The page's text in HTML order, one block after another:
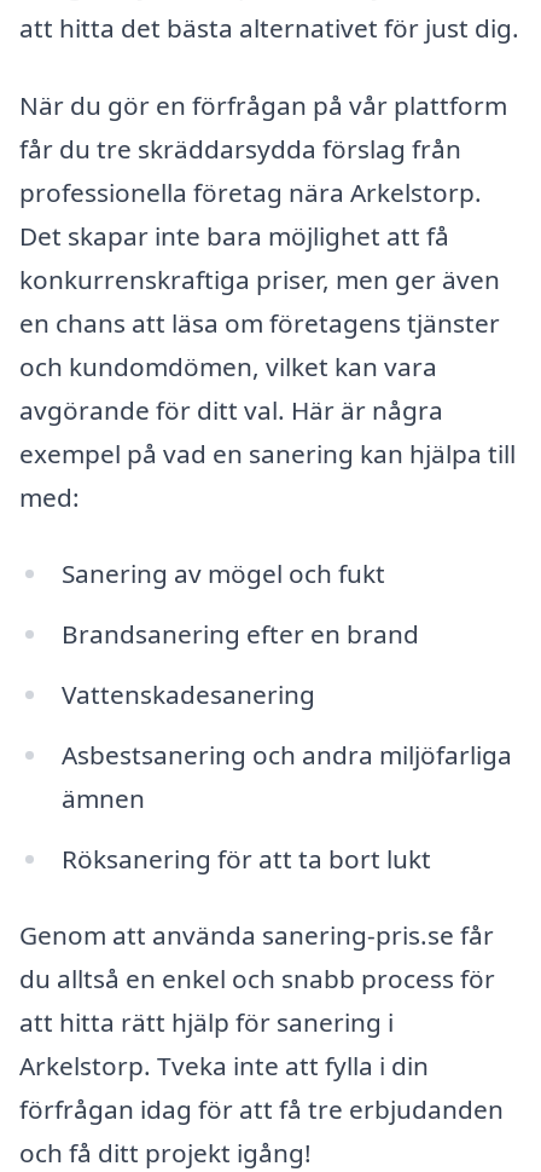
att hitta det bästa alternativet för just dig.
När du gör en förfrågan på vår plattform
får du tre skräddarsydda förslag från
professionella företag nära Arkelstorp.
Det skapar inte bara möjlighet att få
konkurrenskraftiga priser, men ger även
en chans att läsa om företagens tjänster
och kundomdömen, vilket kan vara
avgörande för ditt val. Här är några
exempel på vad en sanering kan hjälpa till
med:
Sanering av mögel och fukt
Brandsanering efter en brand
Vattenskadesanering
Asbestsanering och andra miljöfarliga
ämnen
Röksanering för att ta bort lukt
Genom att använda sanering-pris.se får
du alltså en enkel och snabb process för
att hitta rätt hjälp för sanering i
Arkelstorp. Tveka inte att fylla i din
förfrågan idag för att få tre erbjudanden
och få ditt projekt igång!